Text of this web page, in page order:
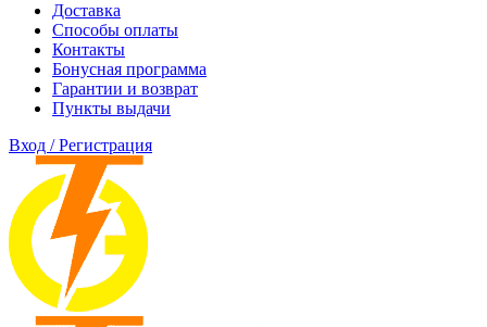
Доставка
Способы оплаты
Контакты
Бонусная программа
Гарантии и возврат
Пункты выдачи
Вход / Регистрация